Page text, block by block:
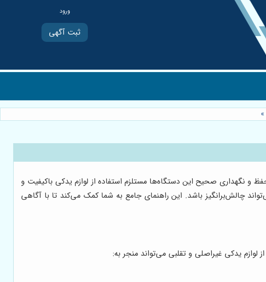
ثبت آگهی
»
و نگهداری صحیح این دستگاه‌ها مستلزم استفاده از لوازم یدکی باکیفیت و
چالش‌برانگیز باشد. این راهنمای جامع به شما کمک می‌کند تا با آگاهی
لوازم یدکی غیراصلی و تقلبی می‌تواند منجر به: